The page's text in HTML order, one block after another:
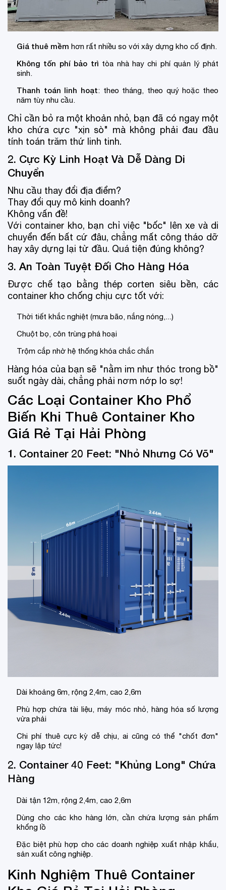
Giá thuê mềm hơn rất nhiều so với xây dựng kho cố định.
Không tốn phí bảo trì tòa nhà hay chi phí quản lý phát
sinh.
Thanh toán linh hoạt: theo tháng, theo quý hoặc theo
năm tùy nhu cầu.
Chỉ cần bỏ ra một khoản nhỏ, bạn đã có ngay một
kho chứa cực "xịn sò" mà không phải đau đầu
tính toán trăm thứ linh tinh.
2. Cực Kỳ Linh Hoạt Và Dễ Dàng Di
Chuyển
Nhu cầu thay đổi địa điểm?
Thay đổi quy mô kinh doanh?
Không vấn đề!
Với container kho, bạn chỉ việc "bốc" lên xe và di
chuyển đến bất cứ đâu, chẳng mất công tháo dỡ
hay xây dựng lại từ đầu. Quá tiện đúng không?
3. An Toàn Tuyệt Đối Cho Hàng Hóa
Được chế tạo bằng thép corten siêu bền, các
container kho chống chịu cực tốt với:
Thời tiết khắc nghiệt (mưa bão, nắng nóng,...)
Chuột bọ, côn trùng phá hoại
Trộm cắp nhờ hệ thống khóa chắc chắn
Hàng hóa của bạn sẽ "nằm im như thóc trong bồ"
suốt ngày dài, chẳng phải nơm nớp lo sợ!
Các Loại Container Kho Phổ
Biến Khi Thuê Container Kho
Giá Rẻ Tại Hải Phòng
1. Container 20 Feet: "Nhỏ Nhưng Có Võ"
Dài khoảng 6m, rộng 2,4m, cao 2,6m
Phù hợp chứa tài liệu, máy móc nhỏ, hàng hóa số lượng
vừa phải
Chi phí thuê cực kỳ dễ chịu, ai cũng có thể "chốt đơn"
ngay lập tức!
2. Container 40 Feet: "Khủng Long" Chứa
Hàng
Dài tận 12m, rộng 2,4m, cao 2,6m
Dùng cho các kho hàng lớn, cần chứa lượng sản phẩm
khổng lồ
Đặc biệt phù hợp cho các doanh nghiệp xuất nhập khẩu,
sản xuất công nghiệp.
Kinh Nghiệm Thuê Container